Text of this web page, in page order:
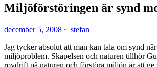
Miljöförstöringen är synd
december 5, 2008 ~ stefan
Jag tycker absolut att man kan tala om synd
miljöproblem. Skapelsen och naturen tillhör
rovdrift på naturen och förstöra miljön är att ge